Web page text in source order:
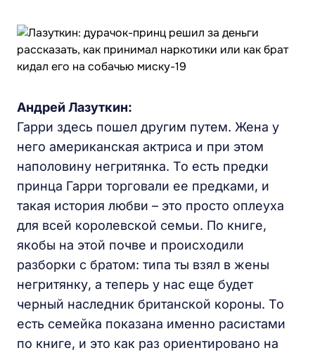
Андрей Лазуткин:
Гарри здесь пошел другим путем. Жена у
него американская актриса и при этом
наполовину негритянка. То есть предки
принца Гарри торговали ее предками, и
такая история любви – это просто оплеуха
для всей королевской семьи. По книге,
якобы на этой почве и происходили
разборки с братом: типа ты взял в жены
негритянку, а теперь у нас еще будет
черный наследник британской короны. То
есть семейка показана именно расистами
по книге, и это как раз ориентировано на